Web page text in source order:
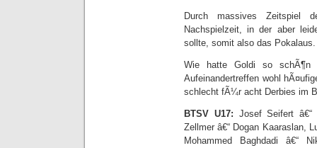
Durch massives Zeitspiel
Nachspielzeit, in der aber
sollte, somit also das
Wie hatte Goldi so schÃ¶n
Aufeinandertreffen wohl
schlecht fÃ¼r acht Derbies im
BTSV U17: Josef Seifert â€“
Zellmer â€“ Dogan Kaaraslan,
Mohammed Baghdadi â€“